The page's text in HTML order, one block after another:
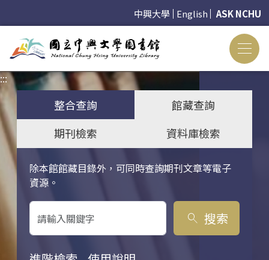
中興大學 English ASK NCHU
:::
整合查詢
館藏查詢
期刊檢索
資料庫檢索
除本館館藏目錄外，可同時查詢期刊文章等電子
資源。
關鍵字搜尋
search 搜索